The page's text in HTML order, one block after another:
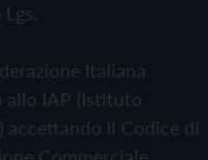
Italiana
allo IAP (Istituto
il Codice di